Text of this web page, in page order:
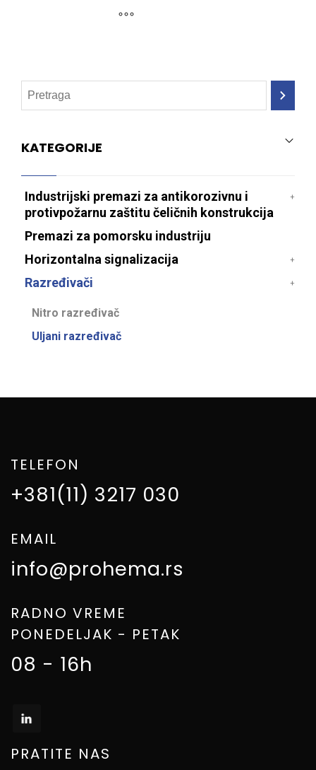
KATEGORIJE
Industrijski premazi za antikorozivnu i
protivpožarnu zaštitu čeličnih konstrukcija
Premazi za pomorsku industriju
Horizontalna signalizacija
Razređivači
Nitro razređivač
Uljani razređivač
TELEFON
+381(11) 3217 030
EMAIL
info@prohema.rs
RADNO VREME
PONEDELJAK - PETAK
08 - 16h
PRATITE NAS